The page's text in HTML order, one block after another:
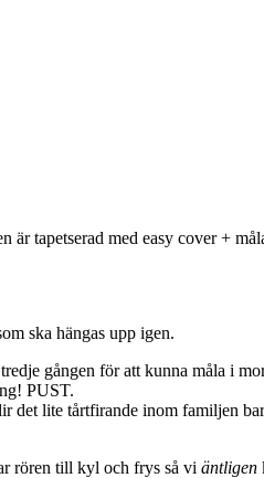
är tapetserad med easy cover +
ska hängas upp igen.
gången för att kunna måla i
PUST.
det lite tårtfirande inom familjen
rören till kyl och frys så vi äntligen